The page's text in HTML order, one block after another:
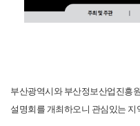
자료실
부산광역시와 부산정보산업진흥
설명회를 개최하오니 관심있는 지